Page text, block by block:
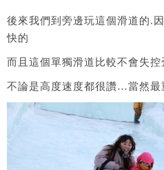
後來我們到旁邊玩這個滑道的.
快的
而且這個單獨滑道比較不會失控
不論是高度速度都很讚…當然最